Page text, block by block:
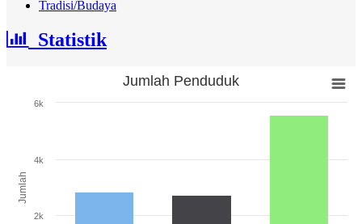
Tradisi/Budaya
Statistik
Jumlah
Jumlah Penduduk
2k
4k
6k